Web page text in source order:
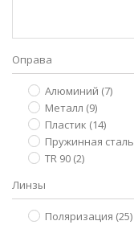
Оправа
Алюминий (7)
Металл (9)
Пластик (14)
Пружинная сталь
ТR 90 (2)
Линзы
Поляризация (25)